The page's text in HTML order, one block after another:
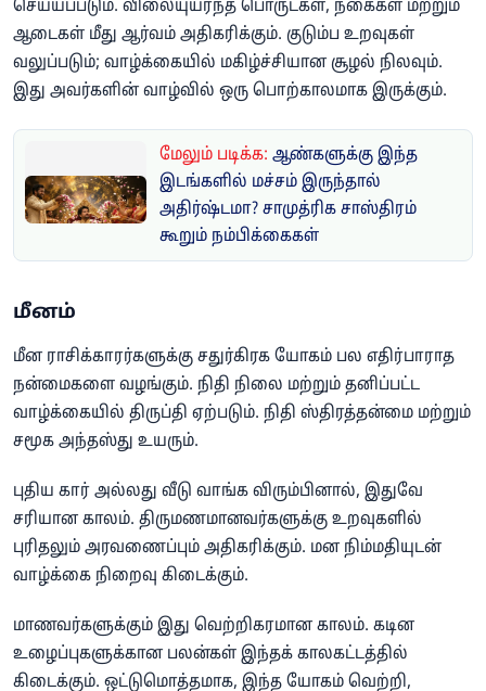
செய்யப்படும். விலையுயர்ந்த பொருட்கள், நகைகள் மற்றும்
ஆடைகள் மீது ஆர்வம் அதிகரிக்கும். குடும்ப உறவுகள்
வலுப்படும்; வாழ்க்கையில் மகிழ்ச்சியான சூழல் நிலவும்.
இது அவர்களின் வாழ்வில் ஒரு பொற்காலமாக இருக்கும்.
மேலும் படிக்க: ஆண்களுக்கு இந்த
இடங்களில் மச்சம் இருந்தால்
அதிர்ஷ்டமா? சாமுத்ரிக சாஸ்திரம்
கூறும் நம்பிக்கைகள்
மீனம்
மீன ராசிக்காரர்களுக்கு சதுர்கிரக யோகம் பல எதிர்பாராத
நன்மைகளை வழங்கும். நிதி நிலை மற்றும் தனிப்பட்ட
வாழ்க்கையில் திருப்தி ஏற்படும். நிதி ஸ்திரத்தன்மை மற்றும்
சமூக அந்தஸ்து உயரும்.
புதிய கார் அல்லது வீடு வாங்க விரும்பினால், இதுவே
சரியான காலம். திருமணமானவர்களுக்கு உறவுகளில்
புரிதலும் அரவணைப்பும் அதிகரிக்கும். மன நிம்மதியுடன்
வாழ்க்கை நிறைவு கிடைக்கும்.
மாணவர்களுக்கும் இது வெற்றிகரமான காலம். கடின
உழைப்புகளுக்கான பலன்கள் இந்தக் காலகட்டத்தில்
கிடைக்கும். ஒட்டுமொத்தமாக, இந்த யோகம் வெற்றி,